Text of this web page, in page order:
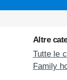
Altre
Tutte le
Family